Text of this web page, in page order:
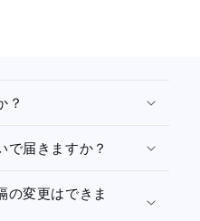
？
で届きますか？
の変更はできま